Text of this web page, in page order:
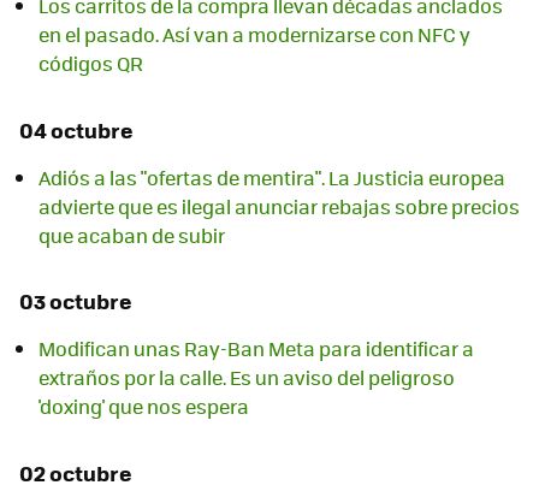
Los carritos de la compra llevan décadas anclados
en el pasado. Así van a modernizarse con NFC y
códigos QR
04 octubre
Adiós a las "ofertas de mentira". La Justicia europea
advierte que es ilegal anunciar rebajas sobre precios
que acaban de subir
03 octubre
Modifican unas Ray-Ban Meta para identificar a
extraños por la calle. Es un aviso del peligroso
'doxing' que nos espera
02 octubre